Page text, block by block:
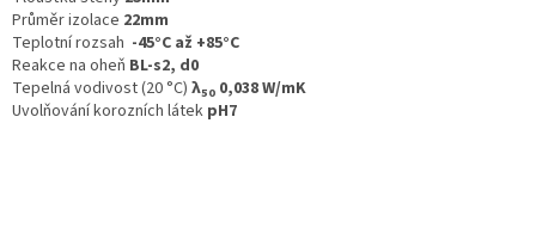
Průměr izolace 22mm
Teplotní rozsah -45°C až +85°C
Reakce na oheň BL-s2, d0
Tepelná vodivost (20 °C) λ50 0,038 W/mK
Uvolňování korozních látek pH7